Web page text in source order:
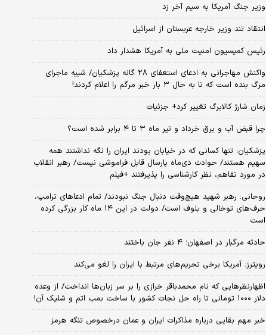
وزیر جنگ آمریکا به سیم آخر زد
انتقاد تند وزیر خارجه عربستان از اسرائیل
رئیس کمیسیون امنیت ملی به آمریکا هشدار داد
واکنش مهاجرانی به ادعای استعفای ۲۸ گانه پزشکیان/ شبیه ماجرای
مرگ بنده است که تا به حال ۳ بار خبر مرگم را اعلام کردند!
زمان شارژ کالابرگ تغییر کرد+ جزئیات
چرا قبض آب و برق خرداد و تیر ماه ۳ تا ۴ برابر شده است؟
پزشکیان: تنها کسانی که در خیابان بودند ایران را نگه نداشتند همه
سهیم هستند/ حوادث دی‌ماه پارسال قابل فراموشی نیست/ رهبر انقلاب
در مورد تفاهم، نظر کارشناسی را پذیرفتند +فیلم
روحانی: رهبر شهید هیچ‌وقت دنبال جنگ نبودند/ تمام ادعاهای ترامپ،
حرف‌های توخالی و بلوف است/ دولت در این ۱۴ ماه کار بزرگی کرده
است
حادثه مرگبار در اصفهان؛ ۴ نفر جان باختند
رویترز: آمریکا برخی تحریم‌های مرتبط با ایران را لغو می‌کند
اظهارنظرهایی که نام محمدباقر خرازی را بر سر زبان‌ها انداخت/ از وعده
دلار ۱۰۰۰ تومانی تا راه حل نجات کشور با ساخت بمب اتم و شلیک آن!
خبر مهم بقایی درباره مذاکرات ایران و عمان درخصوص تنگه هرمز